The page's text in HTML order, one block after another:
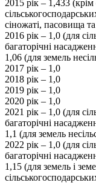
2015 рік – 1,433 (крім
сіножаті, пасовища
2016 рік – 1,0 (для
багаторічні
1,06 (для земель
2017 рік – 1,0
2018 рік – 1,0
2019 рік – 1,0
2020 рік – 1,0
2021 рік – 1,0 (для
багаторічні
1,1 (для земель
2022 рік – 1,0 (для
багаторічні
1,15 (для земель і